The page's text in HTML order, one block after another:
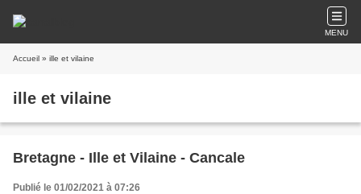
MENU
Accueil » ille et vilaine
ille et vilaine
Bretagne - Ille et Vilaine - Cancale
Publié le 01/02/2021 à 07:26